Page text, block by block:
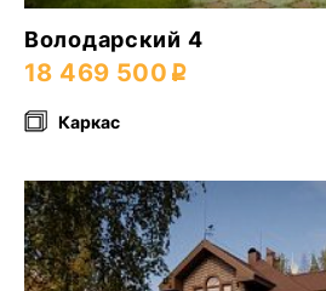
Володарский 4
18 469 500
Каркас